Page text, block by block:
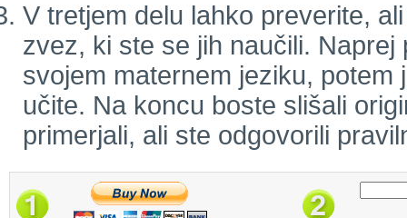
V tretjem delu lahko preverite,
zvez, ki ste se jih naučili.
svojem maternem jeziku,
učite. Na koncu boste slišali
primerjali, ali ste odgovorili